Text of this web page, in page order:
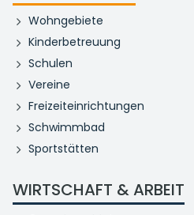
Wohngebiete
Kinderbetreuung
Schulen
Vereine
Freizeiteinrichtungen
Schwimmbad
Sportstätten
WIRTSCHAFT & ARBEIT